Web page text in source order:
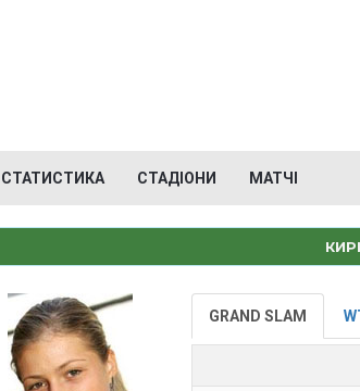
СТАТИСТИКА СТАДІОНИ МАТЧІ
GRAND SLAM